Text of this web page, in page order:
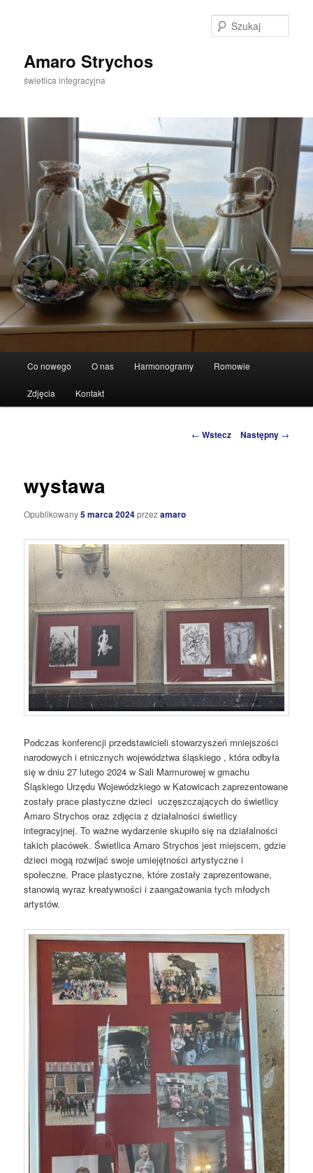
Amaro Strychos
świetlica integracyjna
Przeskocz
do
Co nowego O nas Harmonogramy Romowie
Zdjęcia Kontakt
Zobacz
← Wstecz Następny →
wystawa
Opublikowany5 marca 2024przezamaro
Podczas konferencji przedstawicieli stowarzyszeń mniejszości
narodowych i etnicznych województwa śląskiego , która odbyła
się w dniu 27 lutego 2024 w Sali Marmurowej w gmachu
Śląskiego Urzędu Wojewódzkiego w Katowicach zaprezentowane
zostały prace plastyczne dzieci uczęszczających do świetlicy
Amaro Strychos oraz zdjęcia z działalności świetlicy
integracyjnej. To ważne wydarzenie skupiło się na działalności
takich placówek. Świetlica Amaro Strychos jest miejscem, gdzie
dzieci mogą rozwijać swoje umiejętności artystyczne i
społeczne. Prace plastyczne, które zostały zaprezentowane,
stanowią wyraz kreatywności i zaangażowania tych młodych
artystów.